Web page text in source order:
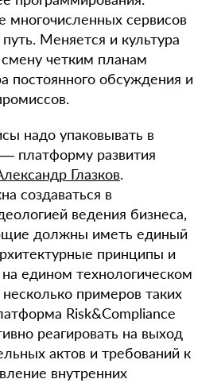
многочисленных сервисов
Меняется и культура
смену четким планам
постоянного обсуждения и
надо упаковывать в
платформу развития
Глазков.
создаваться в
ведения бизнеса,
должны иметь единый
принципы и
едином технологическом
примеров таких
Risk&Compliance
реагировать на выход
актов и требований к
внутренних